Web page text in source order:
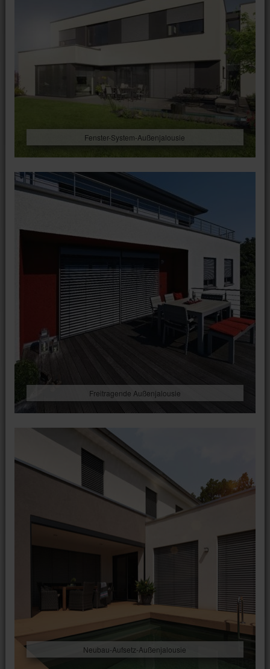
Fenster-System-Außenjalousie
Freitragende Außenjalousie
Neubau-Aufsetz-Außenjalousie